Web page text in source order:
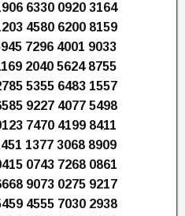
6330 0920 3164
4580 6200 8159
7296 4001 9033
2040 5624 8755
5355 6483 1557
9227 4077 5498
7470 4199 8411
1377 3068 8909
0743 7268 0861
9073 0275 9217
4555 7030 2938